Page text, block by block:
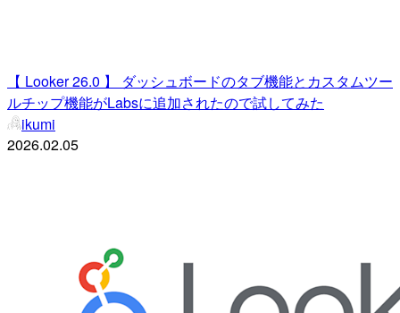
【 Looker 26.0 】 ダッシュボードのタブ機能とカスタムツー
ルチップ機能がLabsに追加されたので試してみた
ikumi
2026.02.05